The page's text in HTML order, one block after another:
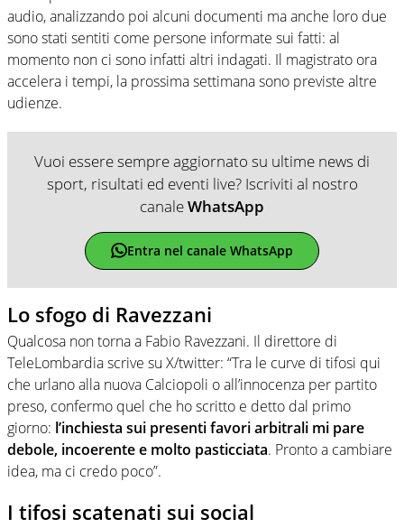
audio, analizzando poi alcuni documenti ma anche loro due
sono stati sentiti come persone informate sui fatti: al
momento non ci sono infatti altri indagati. Il magistrato ora
accelera i tempi, la prossima settimana sono previste altre
udienze.
Vuoi essere sempre aggiornato su ultime news di
sport, risultati ed eventi live? Iscriviti al nostro
canaleWhatsApp
Entra nel canale WhatsApp
Lo sfogo di Ravezzani
Qualcosa non torna a Fabio Ravezzani. Il direttore di
TeleLombardia scrive su X/twitter: “Tra le curve di tifosi qui
che urlano alla nuova Calciopoli o all’innocenza per partito
preso, confermo quel che ho scritto e detto dal primo
giorno: l’inchiesta sui presenti favori arbitrali mi pare
debole, incoerente e molto pasticciata. Pronto a cambiare
idea, ma ci credo poco”.
I tifosi scatenati sui social